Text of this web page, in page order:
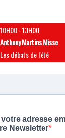
10H00-13H00
Anthony Martins Misse
Les débats de l'été